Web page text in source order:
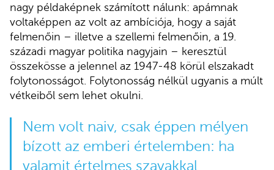
nagy példaképnek számított nálunk: apámnak
voltaképpen az volt az ambíciója, hogy a saját
felmenőin – illetve a szellemi felmenőin, a 19.
századi magyar politika nagyjain – keresztül
összekösse a jelennel az 1947-48 körül elszakadt
folytonosságot. Folytonosság nélkül ugyanis a múlt
vétkeiből sem lehet okulni.
Nem volt naiv, csak éppen mélyen
bízott az emberi értelemben: ha
valamit értelmes szavakkal